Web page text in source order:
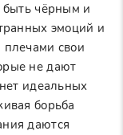
быть чёрным и
эмоций и
свои
не дают
идеальных
борьба
даются